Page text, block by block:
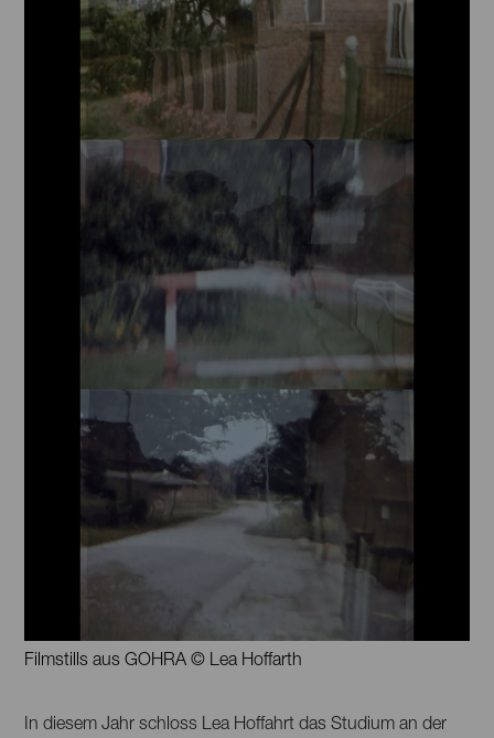
Filmstills aus GOHRA © Lea Hoffarth
In diesem Jahr schloss Lea Hoffahrt das Studium an der